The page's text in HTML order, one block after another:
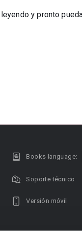
y pronto
Books language:
Soporte técnico
Versión móvil